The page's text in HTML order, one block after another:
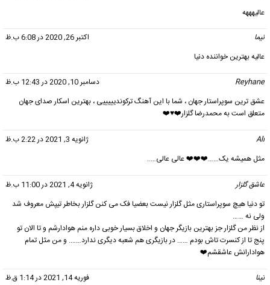
عالیهههه
نیما
اکتبر 26, 2020 در 6:08 ب.ظ
عالیه بهترین خواننده دنیا
Reyhane
دسامبر 10, 2020 در 12:43 ب.ظ
عشق ترین سوپراستار جهان ، شما با این آهنگ ترکوندیییییی ، بهترین اسکار صدای جهان
متعلق است به محمدرضا گلزار❤️♥️❤️
Ali
ژانویه 3, 2021 در 2:22 ب.ظ
مثل همیشه یک……❤️❤️❤️ عالی عالی…..
عاشق گلزار
ژانویه 4, 2021 در 11:00 ب.ظ
تو دنیا هیچ سوپراستاری مثل گلزار نیست بعضیا فک می کنن گلزار بخاطر تیپش معروف شد
ولی نه ……
از نظر من گلزار جز بهترین بازیگر جهان و اخلاق بسیار خوبی داره منم هوادارشم و تا الان تو
پنج تا از کنسرت تاش بودم …… در بازیگری هم شعبه دیگری ندارد……. و من مثل تمام
هوادارانش عاشقشم❤️
تینا
فوریه 14, 2021 در 1:14 ق.ظ